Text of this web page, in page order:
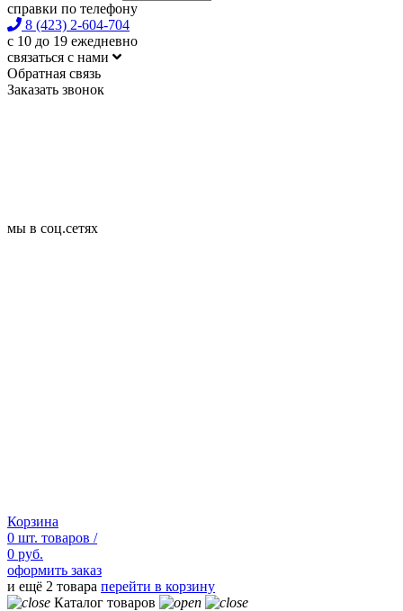
справки по телефону
8 (423) 2-604-704
с 10 до 19 ежедневно
связаться с нами
Обратная связь
Заказать звонок
мы в соц.сетях
Корзина
0 шт. товаров /
0 руб.
оформить заказ
и ещё 2 товара перейти в корзину
Каталог товаров